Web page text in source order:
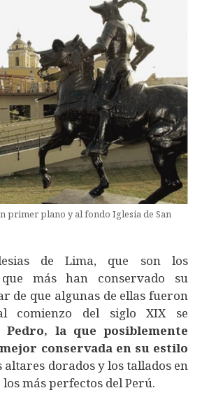
primer plano y al fondo Iglesia de San
de Lima, que son los
que más han conservado su
de que algunas de ellas fueron
comienzo del siglo XIX se
Pedro, la que posiblemente
conservada en su estilo
altares dorados y los tallados en
más perfectos del Perú.